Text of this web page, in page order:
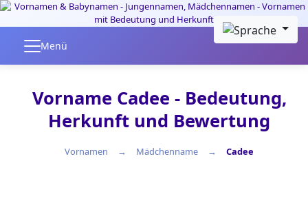
Skip to main content
Menü
Vorname Cadee - Bedeutung,
Herkunft und Bewertung
Vornamen Mädchenname Cadee